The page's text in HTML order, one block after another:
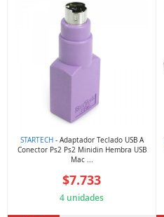
STARTECH- Adaptador Teclado USB A
Conector Ps2 Ps2 Minidin Hembra USB
Mac ...
$7.733
4 unidades